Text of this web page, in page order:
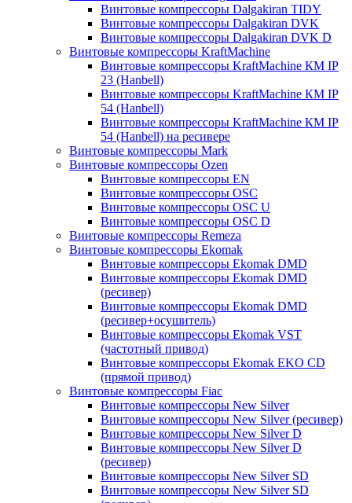
Винтовые компрессоры Dalgakiran TIDY
Винтовые компрессоры Dalgakiran DVK
Винтовые компрессоры Dalgakiran DVK D
Винтовые компрессоры KraftMachine
Винтовые компрессоры KraftMachine КМ IP
23 (Hanbell)
Винтовые компрессоры KraftMachine КМ IP
54 (Hanbell)
Винтовые компрессоры KraftMachine КМ IP
54 (Hanbell) на ресивере
Винтовые компрессоры Mark
Винтовые компрессоры Ozen
Винтовые компрессоры EN
Винтовые компрессоры OSC
Винтовые компрессоры OSC U
Винтовые компрессоры OSC D
Винтовые компрессоры Remeza
Винтовые компрессоры Ekomak
Винтовые компрессоры Ekomak DMD
Винтовые компрессоры Ekomak DMD
(ресивер)
Винтовые компрессоры Ekomak DMD
(ресивер+осушитель)
Винтовые компрессоры Ekomak VST
(частотный привод)
Винтовые компрессоры Ekomak EKO CD
(прямой привод)
Винтовые компрессоры Fiac
Винтовые компрессоры New Silver
Винтовые компрессоры New Silver (ресивер)
Винтовые компрессоры New Silver D
Винтовые компрессоры New Silver D
(ресивер)
Винтовые компрессоры New Silver SD
Винтовые компрессоры New Silver SD